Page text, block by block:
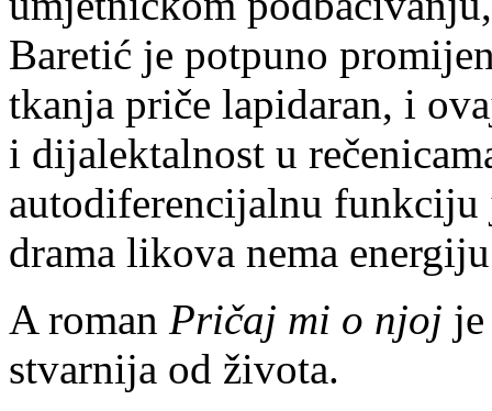
Baretić je potpuno
tkanja priče lapidaran, i
i dijalektalnost u
autodiferencijalnu
drama likova nema
A roman Pričaj mi o njoj
stvarnija od života.